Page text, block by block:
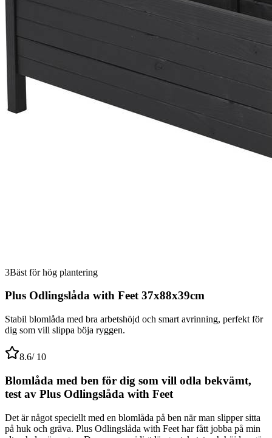
3Bäst för hög plantering
Plus Odlingslåda with Feet 37x88x39cm
Stabil blomlåda med bra arbetshöjd och smart avrinning, perfekt för
dig som vill slippa böja ryggen.
8.6/ 10
Blomlåda med ben för dig som vill odla bekvämt,
test av Plus Odlingslåda with Feet
Det är något speciellt med en blomlåda på ben när man slipper sitta
på huk och gräva. Plus Odlingslåda with Feet har fått jobba på min